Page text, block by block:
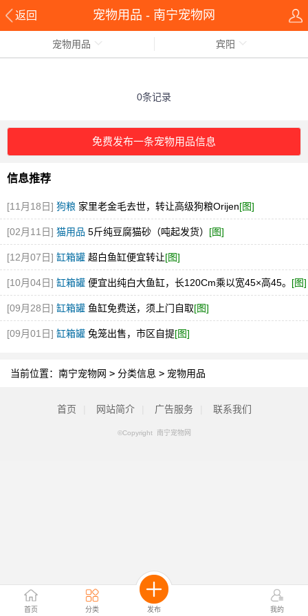
返回 宠物用品 - 南宁宠物网
首页 分类 发布 我的
宠物用品 宾阳
0条记录
免费发布一条宠物用品信息
信息推荐
[11月18日] 狗粮 家里老金毛去世，转让高级狗粮Orijen[图]
[02月11日] 猫用品 5斤纯豆腐猫砂（吨起发货） [图]
[12月07日] 缸箱罐 超白鱼缸便宜转让[图]
[10月04日] 缸箱罐 便宜出纯白大鱼缸，长120Cm乘以宽45×高45。 [图]
[09月28日] 缸箱罐 鱼缸免费送，须上门自取[图]
[09月01日] 缸箱罐 兔笼出售，市区自提[图]
当前位置： 南宁宠物网 > 分类信息 > 宠物用品
首页 网站简介 广告服务 联系我们
©Copyright 南宁宠物网